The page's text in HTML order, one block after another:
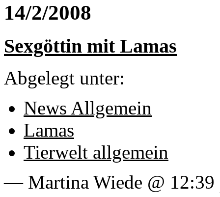
14/2/2008
Sexgöttin mit Lamas
Abgelegt unter:
News Allgemein
Lamas
Tierwelt allgemein
— Martina Wiede @ 12:39